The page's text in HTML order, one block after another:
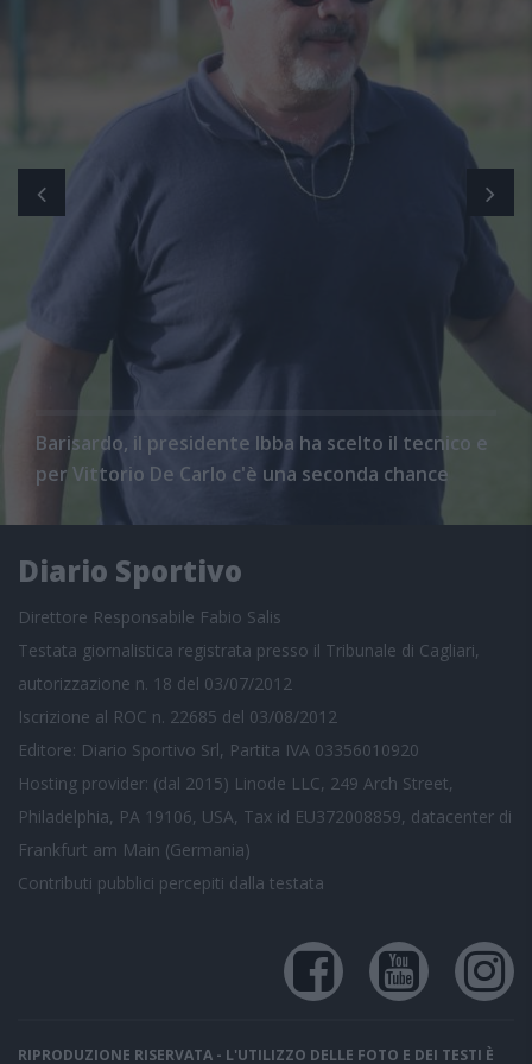
Barisardo, il presidente Ibba ha scelto il tecnico e
per Vittorio De Carlo c'è una seconda chance
Diario Sportivo
Direttore Responsabile Fabio Salis
Testata giornalistica registrata presso il Tribunale di Cagliari,
autorizzazione n. 18 del 03/07/2012
Iscrizione al ROC n. 22685 del 03/08/2012
Editore: Diario Sportivo Srl, Partita IVA 03356010920
Hosting provider: (dal 2015) Linode LLC, 249 Arch Street,
Philadelphia, PA 19106, USA, Tax id EU372008859, datacenter di
Frankfurt am Main (Germania)
Contributi pubblici percepiti dalla testata
RIPRODUZIONE RISERVATA - L'UTILIZZO DELLE FOTO E DEI TESTI È